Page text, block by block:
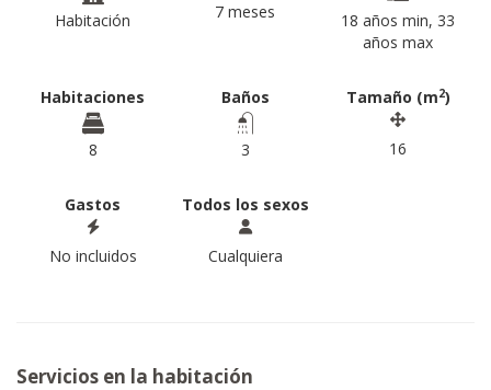
Habitación 7 meses
18 años min, 33
años max
Habitaciones
8
Baños
3
Tamaño (m2)
16
Gastos
No incluidos
Todos los sexos
Cualquiera
Servicios en la habitación